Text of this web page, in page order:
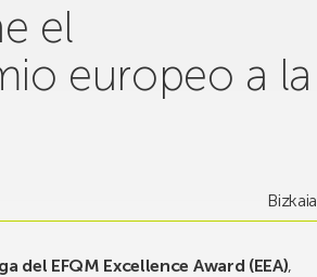
el
europeo a la
Bizkaia
del EFQM Excellence Award (EEA),